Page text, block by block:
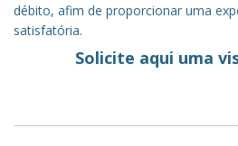
débito, afim de proporcionar uma
satisfatória.
Solicite aqui uma